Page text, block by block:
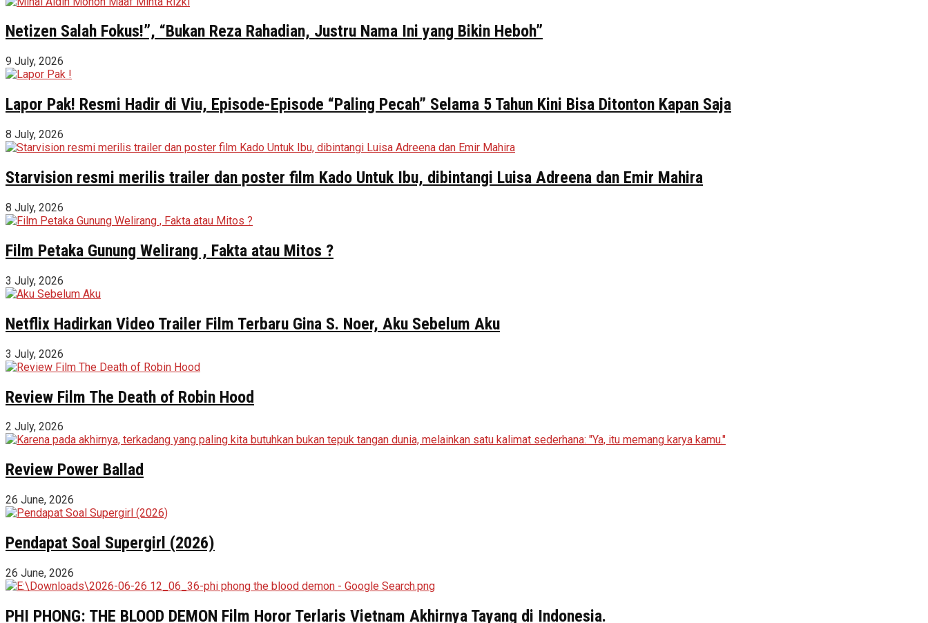
Netizen Salah Fokus!”, “Bukan Reza Rahadian, Justru Nama Ini yang Bikin Heboh”
9 July, 2026
Lapor Pak! Resmi Hadir di Viu, Episode-Episode “Paling Pecah” Selama 5 Tahun Kini Bisa Ditonton Kapan Saja
8 July, 2026
Starvision resmi merilis trailer dan poster film Kado Untuk Ibu, dibintangi Luisa Adreena dan Emir Mahira
8 July, 2026
Film Petaka Gunung Welirang , Fakta atau Mitos ?
3 July, 2026
Netflix Hadirkan Video Trailer Film Terbaru Gina S. Noer, Aku Sebelum Aku
3 July, 2026
Review Film The Death of Robin Hood
2 July, 2026
Review Power Ballad
26 June, 2026
Pendapat Soal Supergirl (2026)
26 June, 2026
PHI PHONG: THE BLOOD DEMON Film Horor Terlaris Vietnam Akhirnya Tayang di Indonesia.